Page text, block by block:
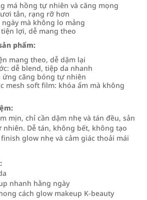
má hồng tự nhiên và căng mọng
tắn, rạng rỡ hơn
mà không lo mảng
lợi, dễ mang theo
phẩm:
mang theo, dễ dặm lại
dễ blend, tiệp da nhanh
ứng căng bóng tự nhiên
mesh soft film: khóa ẩm mà không
mịn, chỉ cần dặm nhẹ và tán đều, sản
nhiên. Dễ tán, không bết, không tạo
glow nhẹ và cảm giác thoải mái
nhanh hằng ngày
cách glow makeup K-beauty